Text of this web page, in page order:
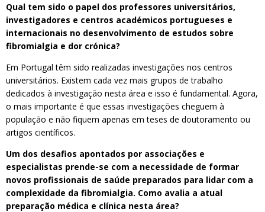
Qual tem sido o papel dos professores universitários,
investigadores e centros académicos portugueses e
internacionais no desenvolvimento de estudos sobre
fibromialgia e dor crónica?
Em Portugal têm sido realizadas investigações nos centros
universitários. Existem cada vez mais grupos de trabalho
dedicados à investigação nesta área e isso é fundamental. Agora,
o mais importante é que essas investigações cheguem à
população e não fiquem apenas em teses de doutoramento ou
artigos científicos.
Um dos desafios apontados por associações e
especialistas prende-se com a necessidade de formar
novos profissionais de saúde preparados para lidar com a
complexidade da fibromialgia. Como avalia a atual
preparação médica e clínica nesta área?